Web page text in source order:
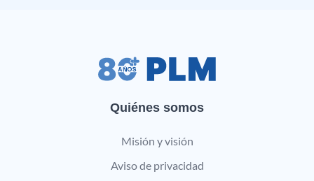
Quiénes somos
Misión y visión
Aviso de privacidad